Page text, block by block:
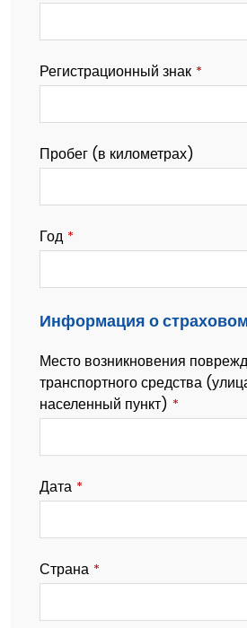
Регистрационный знак *
Пробег (в километрах)
Год *
Информация о
Место возникновения
транспортного средства
населенный пункт) *
Дата *
Страна *